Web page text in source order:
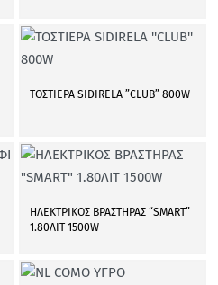
ΤΟΣΤΙΕΡΑ SIDIRELA ”CLUB” 800W
ΗΛΕΚΤΡΙΚΟΣ ΒΡΑΣΤΗΡΑΣ “SMART”
1.80ΛΙΤ 1500W